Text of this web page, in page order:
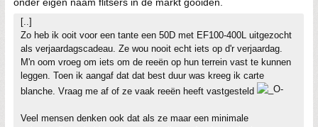
onder eigen naam flitsers in de markt gooiden.
[..]
Zo heb ik ooit voor een tante een 50D met EF100-400L uitgezocht
als verjaardagscadeau. Ze wou nooit echt iets op d'r verjaardag.
M'n oom vroeg om iets om de reeën op hun terrein vast te kunnen
leggen. Toen ik aangaf dat dat best duur was kreeg ik carte
blanche. Vraag me af of ze vaak reeën heeft vastgesteld
Veel mensen denken ook dat als ze maar een minimale